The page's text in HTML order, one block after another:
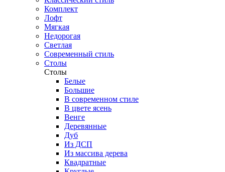
Комплект
Лофт
Мягкая
Недорогая
Светлая
Современный стиль
Столы
Столы
Белые
Большие
В современном стиле
В цвете ясень
Венге
Деревянные
Дуб
Из ДСП
Из массива дерева
Квадратные